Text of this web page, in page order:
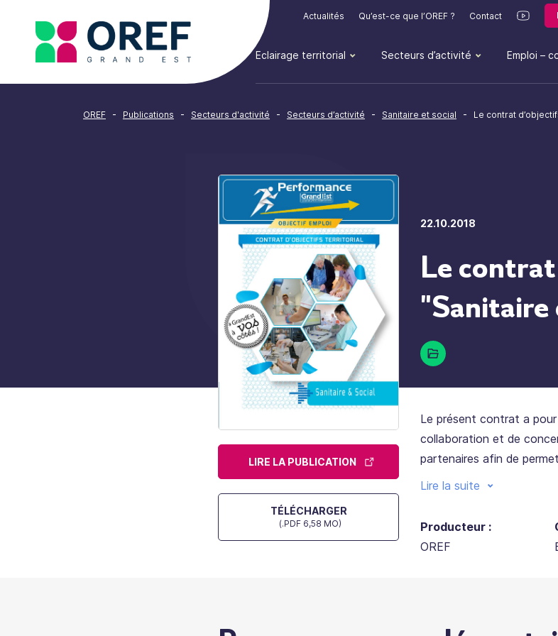
Actualités Qu’est-ce que l’OREF ? Contact
Eclairage territorial Secteurs d’activité Emploi –
OREF - Publications - Secteurs d'activité - Secteurs d’activité - Sanitaire et social - Le contrat
22.10.2018
Le
"Sanitaire
LIRE LA PUBLICATION
TÉLÉCHARGER
(.PDF 6,58 MO)
Le présent contrat a
collaboration et de
partenaires afin de
harmonieux et cohérent
développement de
Lire la suite
Producteur :
OREF